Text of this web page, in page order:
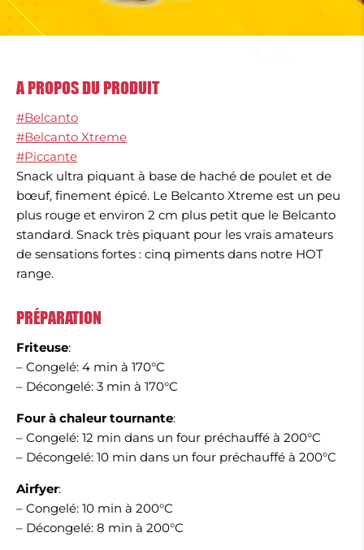
A PROPOS DU PRODUIT
#Belcanto
#Belcanto Xtreme
#Piccante
Snack ultra piquant à base de haché de poulet et de
bœuf, finement épicé. Le Belcanto Xtreme est un peu
plus rouge et environ 2 cm plus petit que le Belcanto
standard. Snack très piquant pour les vrais amateurs
de sensations fortes : cinq piments dans notre HOT
range.
PRÉPARATION
Friteuse:
– Congelé: 4 min à 170°C
– Décongelé: 3 min à 170°C
Four à chaleur tournante:
– Congelé: 12 min dans un four préchauffé à 200°C
– Décongelé: 10 min dans un four préchauffé à 200°C
Airfyer:
– Congelé: 10 min à 200°C
– Décongelé: 8 min à 200°C